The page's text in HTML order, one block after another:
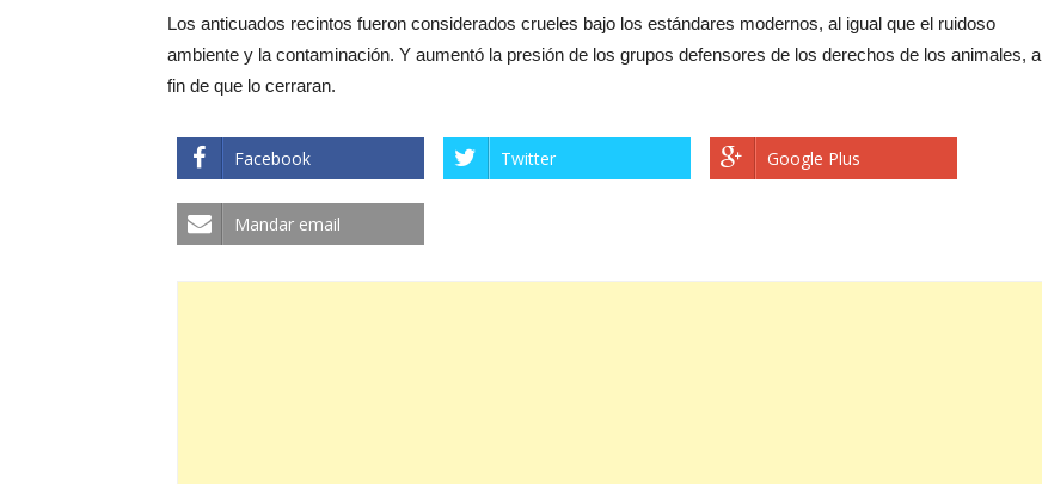
Los anticuados recintos fueron considerados crueles bajo los estándares modernos, al igual que el ruidoso
ambiente y la contaminación. Y aumentó la presión de los grupos defensores de los derechos de los animales, a
fin de que lo cerraran.
Facebook Twitter Google Plus
Mandar email